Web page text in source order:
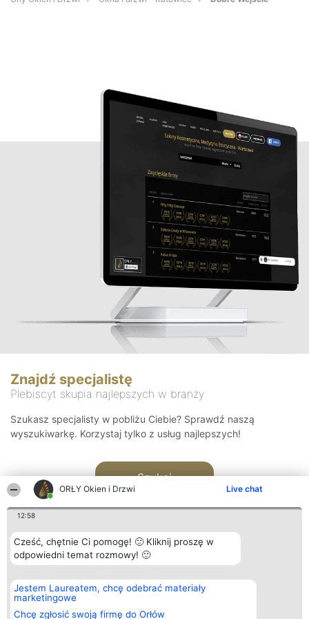
ORŁY Okien i Drzwi Live chat
12:58
Cześć, chętnie Ci pomogę! 🙂 Kliknij proszę w
odpowiedni temat rozmowy! 🙂
Jestem Laureatem, chcę odebrać materiały
marketingowe
Chcę zgłosić swoją firmę do Orłów
Znajdź specjalistę
Plebiscyt skupia najlepszych w branży
Szukasz specjalisty w pobliżu Ciebie? Sprawdź naszą
wyszukiwarkę. Korzystaj tylko z usług najlepszych!
Szukaj
Organizator plebiscytu
Bright Side Solutions sp. z o.
o. sp. k.
ul. Ruska 22
Plebiscyt
Laureaci
wszystkich
Kontakt
Kontakt